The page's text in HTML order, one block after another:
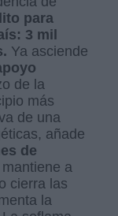
para
3 mil
Ya asciende
de la
más
de una
añade
de
a
cierra las
la